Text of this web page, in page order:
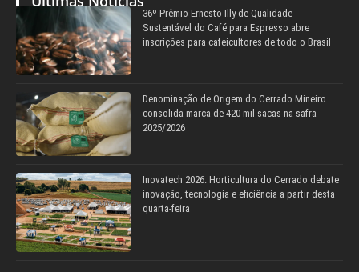
36º Prêmio Ernesto Illy de Qualidade
Sustentável do Café para Espresso abre
inscrições para cafeicultores de todo o Brasil
Denominação de Origem do Cerrado Mineiro
consolida marca de 420 mil sacas na safra
2025/2026
Inovatech 2026: Horticultura do Cerrado debate
inovação, tecnologia e eficiência a partir desta
quarta-feira